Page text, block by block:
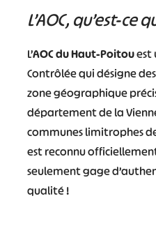
L’AOC, qu’est-ce
L’AOC du Haut-Poitouest
Contrôlée qui désigne
zone géographique
département de la
communes limitrophes
est reconnu
seulement gage
qualité !